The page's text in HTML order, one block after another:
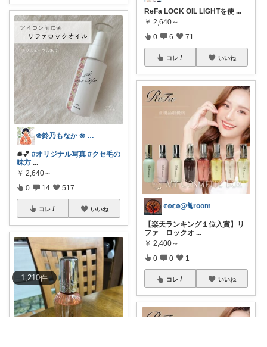
1,210件
❀鈴乃もなか ❀ 穏やかさを大切に
🛎️💕 #オリジナル写真 #クセ毛の
味方 ...
￥ 2,640～
0 14 517
コレ いいね
ReFa LOCK OIL LIGHTを使 ...
￥ 2,640～
0 6 71
コレ いいね
𝕔𝕠𝕔𝕠@🐈room
【楽天ランキング１位入賞】リ
ファ ロックオ ...
￥ 2,400～
0 0 1
コレ いいね